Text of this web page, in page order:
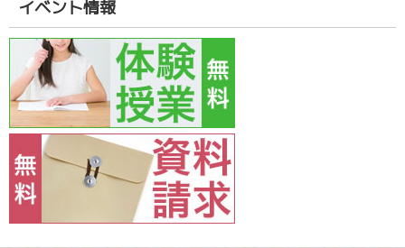
イベント情報